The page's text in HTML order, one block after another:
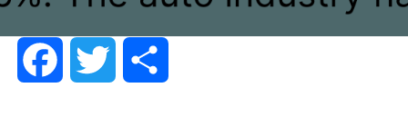
FacebookTwitter